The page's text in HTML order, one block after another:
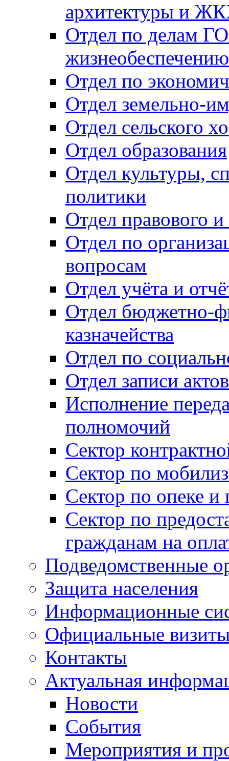
архитектуры и
Отдел по делам
Отдел по
Отдел земельно-
Отдел сельского
Отдел образования
Отдел культуры,
политики
Отдел правового
Отдел по
вопросам
Отдел учёта и
Отдел бюджетно-
казначейства
Отдел по
Отдел записи
Исполнение
полномочий
Сектор
Сектор по
Сектор по опеке и
Сектор по
гражданам на
Подведомственные
Защита населения
Информационные
Официальные
Контакты
Актуальная
Новости
События
Мероприятия и